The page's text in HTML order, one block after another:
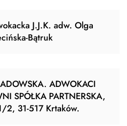
J.J.K. adw. Olga
Bątruk
ADWOKACI
SPÓŁKA PARTNERSKA,
2, 31-517 Krtaków.